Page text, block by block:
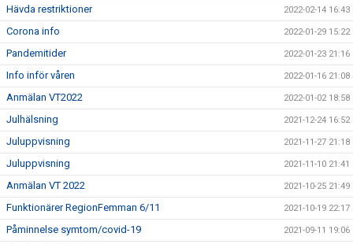
Hävda restriktioner 2022-02-14 16:43
Corona info 2022-01-29 15:22
Pandemitider 2022-01-23 21:16
Info inför våren 2022-01-16 21:08
Anmälan VT2022 2022-01-02 18:58
Julhälsning 2021-12-24 16:52
Juluppvisning 2021-11-27 21:18
Juluppvisning 2021-11-10 21:41
Anmälan VT 2022 2021-10-25 21:49
Funktionärer RegionFemman 6/11 2021-10-19 22:17
Påminnelse symtom/covid-19 2021-09-11 19:06